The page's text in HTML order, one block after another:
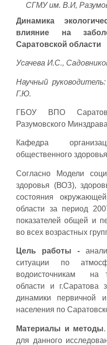
СГМУ им. В.И,
Динамика
влияние на
Саратовской области
Усачева И.С.,
Научный
Г.Ю.
ГБОУ ВПО
Разумовского
Кафедра
общественного
Согласно Модели
здоровья (ВОЗ),
состояния
области за период
показателей общей и
во всех возрастных
Цель работы -
ситуации по
водоисточникам на
области и г.Саратова
динамики первичной
населения по
Материалы и методы
для данного